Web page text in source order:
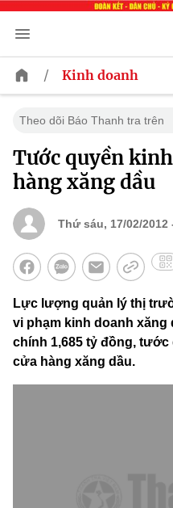
/ Kinh doanh
Theo dõi Báo Thanh tra trên
Tước quyền
hàng xăng dầu
Thứ sáu, 17/02/2012
Lực lượng quản lý thị
vi phạm kinh doanh xăng
chính 1,685 tỷ đồng,
cửa hàng xăng dầu.